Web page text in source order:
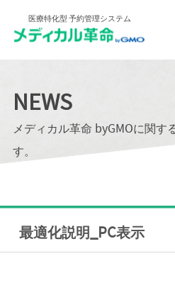
医療特化型 予約管理システム
NEWS
メディカル革命 byGMOに関す
す。
最適化説明_PC表示